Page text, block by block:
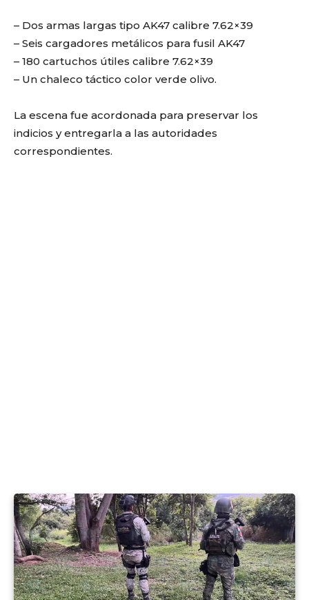
– Dos armas largas tipo AK47 calibre 7.62×39
– Seis cargadores metálicos para fusil AK47
– 180 cartuchos útiles calibre 7.62×39
– Un chaleco táctico color verde olivo.
La escena fue acordonada para preservar los
indicios y entregarla a las autoridades
correspondientes.